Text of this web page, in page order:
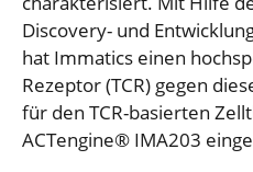
Discovery- und
hat Immatics einen
Rezeptor (TCR) gegen
für den TCR-basierten
ACTengine® IMA203